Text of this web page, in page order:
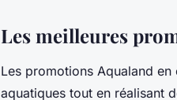
Les meilleures
Les promotions Aqualand
aquatiques tout en réalisant